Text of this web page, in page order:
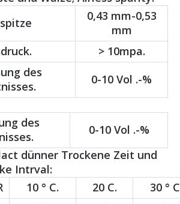
0,43 mm-0,53
mm
> 10mpa.
des
0-10 Vol .-%
des
0-10 Vol .-%
dünner Trockene Zeit und
Intrval:
10 ° C. 20 C.
30 °